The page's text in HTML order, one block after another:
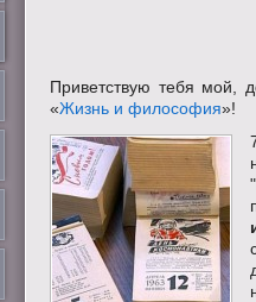
Приветствую тебя мой,
«Жизнь и философия»!